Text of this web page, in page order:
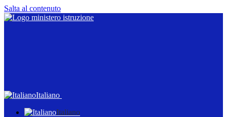
Salta al contenuto
Italiano
Italiano